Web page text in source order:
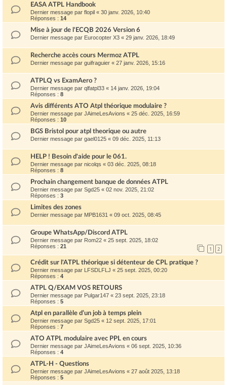
EASA ATPL Handbook
Dernier message par flopil « 30 janv. 2026, 10:40
Réponses : 14
Mise à jour de l'ECQB 2026 Version 6
Dernier message par Eurocopter X3 « 29 janv. 2026, 18:49
Recherche accès cours Mermoz ATPL
Dernier message par guifraguier « 27 janv. 2026, 15:16
ATPLQ vs ExamAero ?
Dernier message par qlfatpl33 « 14 janv. 2026, 19:04
Réponses : 8
Avis différents ATO Atpl théorique modulaire ?
Dernier message par JAimeLesAvions « 25 déc. 2025, 16:59
Réponses : 10
BGS Bristol pour atpl theorique ou autre
Dernier message par gael0125 « 09 déc. 2025, 11:13
HELP ! Besoin d'aide pour le 061.
Dernier message par nicolqs « 03 déc. 2025, 08:18
Réponses : 8
Prochain changement banque de données ATPL
Dernier message par Sgd25 « 02 nov. 2025, 21:02
Réponses : 3
Limites des zones
Dernier message par MPB1631 « 09 oct. 2025, 08:45
Groupe WhatsApp/Discord ATPL
Dernier message par Rom22 « 25 sept. 2025, 18:02
Réponses : 21 1 2
Crédit sur l'ATPL théorique si détenteur de CPL pratique ?
Dernier message par LFSDLFLJ « 25 sept. 2025, 00:20
Réponses : 4
ATPL Q/EXAM VOS RETOURS
Dernier message par Pulgar147 « 23 sept. 2025, 23:18
Réponses : 5
Atpl en parallèle d’un job à temps plein
Dernier message par Sgd25 « 12 sept. 2025, 17:01
Réponses : 7
ATO ATPL modulaire avec PPL en cours
Dernier message par JAimeLesAvions « 06 sept. 2025, 10:36
Réponses : 4
ATPL-H - Questions
Dernier message par JAimeLesAvions « 27 août 2025, 13:18
Réponses : 5